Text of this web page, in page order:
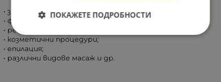
• за прегледи;
• физиотерапия;
• рехабилитация;
• козметични процедури;
• епилация;
• различни видове масаж и др.
ПОКАЖЕТЕ ПОДРОБНОСТИ